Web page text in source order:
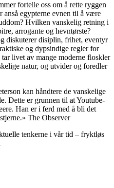
fortelle oss om å rette ryggen
anså egypterne evnen til å være
Hvilken vanskelig retning i
arrogante og hevntørste?
diskuterer disiplin, frihet, eventyr
og dypsindige regler for
livet av mange moderne floskler
natur, og utvider og foredler
kan håndtere de vanskelige
Dette er grunnen til at Youtube-
Han er i ferd med å bli det
The Observer
tenkerne i vår tid – fryktløs